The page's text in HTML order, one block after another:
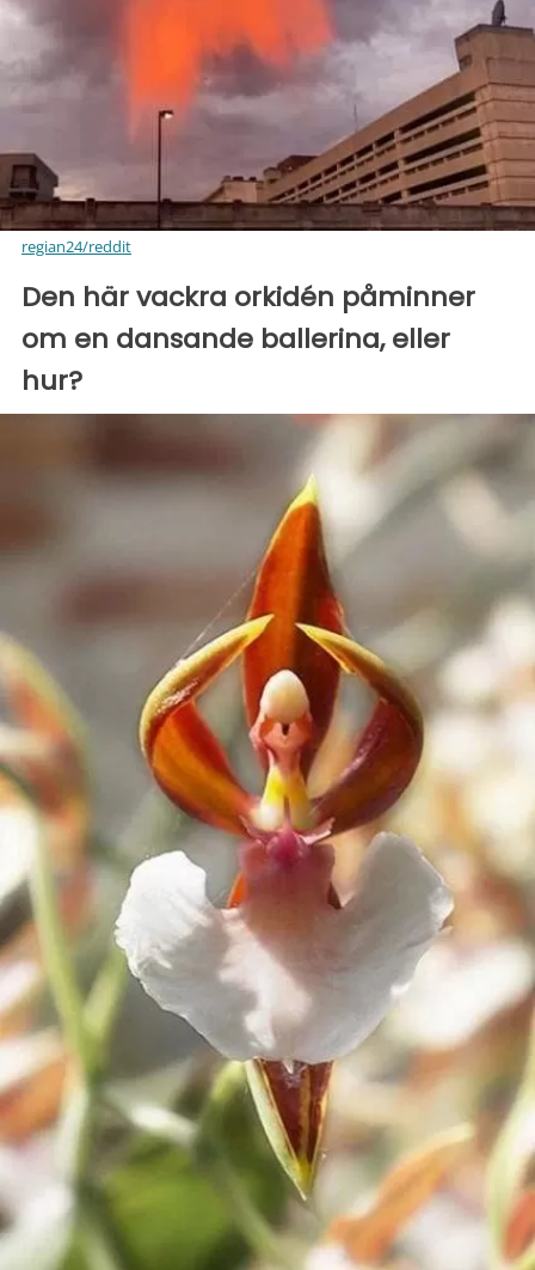
regian24/reddit
Den här vackra orkidén påminner
om en dansande ballerina, eller
hur?